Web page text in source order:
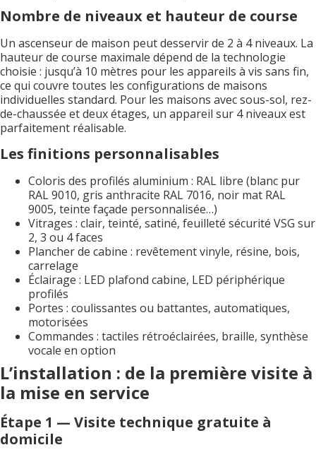
Nombre de niveaux et hauteur de course
Un ascenseur de maison peut desservir de 2 à 4 niveaux. La
hauteur de course maximale dépend de la technologie
choisie : jusqu’à 10 mètres pour les appareils à vis sans fin,
ce qui couvre toutes les configurations de maisons
individuelles standard. Pour les maisons avec sous-sol, rez-
de-chaussée et deux étages, un appareil sur 4 niveaux est
parfaitement réalisable.
Les finitions personnalisables
Coloris des profilés aluminium : RAL libre (blanc pur
RAL 9010, gris anthracite RAL 7016, noir mat RAL
9005, teinte façade personnalisée…)
Vitrages : clair, teinté, satiné, feuilleté sécurité VSG sur
2, 3 ou 4 faces
Plancher de cabine : revêtement vinyle, résine, bois,
carrelage
Éclairage : LED plafond cabine, LED périphérique
profilés
Portes : coulissantes ou battantes, automatiques,
motorisées
Commandes : tactiles rétroéclairées, braille, synthèse
vocale en option
L’installation : de la première visite à
la mise en service
Étape 1 — Visite technique gratuite à
domicile